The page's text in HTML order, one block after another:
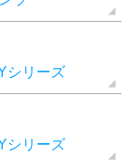
シリーズ
シリーズ